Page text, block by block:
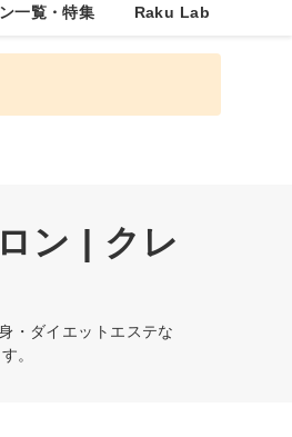
一覧・特集 Raku Lab
ン | クレ
・ダイエットエステな
。